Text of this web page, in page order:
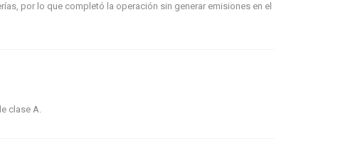
por lo que completó la operación sin generar emisiones en el
clase A.